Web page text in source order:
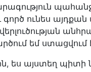
ունես
եմ ստացվում
ես այստեղ պիտի